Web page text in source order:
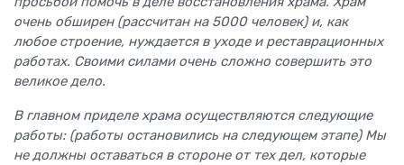
очень обширен (рассчитан на 5000 человек) и, как
любое строение, нуждается в уходе и реставрационных
работах. Своими силами очень сложно совершить это
великое дело.
В главном приделе храма осуществляются следующие
работы: (работы остановились на следующем этапе) Мы
не должны оставаться в стороне от тех дел, которые